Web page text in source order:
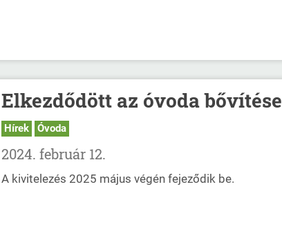
Elkezdődött az óvoda bővítése
Hírek Óvoda
2024. február 12.
A kivitelezés 2025 május végén fejeződik be.